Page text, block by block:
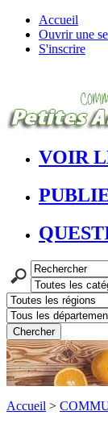
Accueil
Ouvrir une
S'inscrire
VOIR
Accueil >